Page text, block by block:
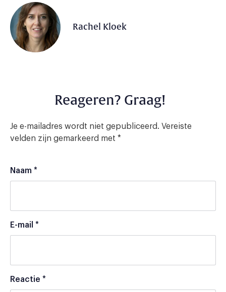
Rachel Kloek
Reageren? Graag!
Je e-mailadres wordt niet gepubliceerd. Vereiste
velden zijn gemarkeerd met *
Naam *
E-mail *
Reactie *